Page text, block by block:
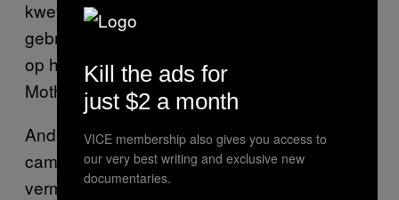
kwetsbaar zijn omdat ze geen Windows
gebruiken, zijn ze eerder geneigd om minder
op hun hoede te zijn,” vertelt Anderson tegen
Motherboard.
Anderson gelooft dat deze malware-
campagne gelinkt is aan Charming Kitten,
vermoedelijk een hackgroep van de Iraanse
Kill the ads for
just $2 a month
VICE membership also gives you access to
our very best writing and exclusive new
documentaries.